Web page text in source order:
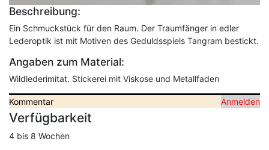
Beschreibung:
Ein Schmuckstück für den Raum. Der Traumfänger in edler
Lederoptik ist mit Motiven des Geduldsspiels Tangram bestickt.
Angaben zum Material:
Wildlederimitat. Stickerei mit Viskose und Metallfaden
Kommentar Anmelden
Verfügbarkeit
4 bis 8 Wochen